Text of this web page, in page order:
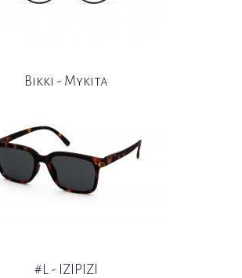
Bikki - Mykita
#L - IZIPIZI